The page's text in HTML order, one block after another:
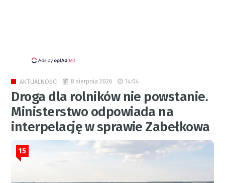
AKTUALNOŚCI 8 sierpnia 2026 14:04
Droga dla rolników nie powstanie.
Ministerstwo odpowiada na
interpelację w sprawie Zabełkowa
15